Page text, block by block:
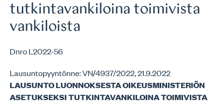
tutkintavankiloina toimivista
vankiloista
Dnro L2022-56
Lausuntopyyntönne: VN/4937/2022, 21.9.2022
LAUSUNTO LUONNOKSESTA OIKEUSMINISTERIÖN
ASETUKSEKSI TUTKINTAVANKILOINA TOIMIVISTA